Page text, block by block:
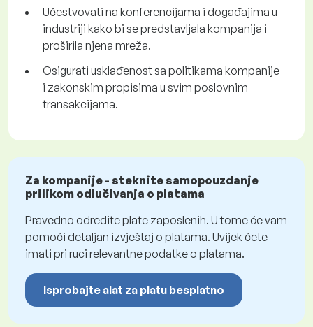
Učestvovati na konferencijama i događajima u
industriji kako bi se predstavljala kompanija i
proširila njena mreža.
Osigurati usklađenost sa politikama kompanije
i zakonskim propisima u svim poslovnim
transakcijama.
Za kompanije - steknite samopouzdanje
prilikom odlučivanja o platama
Pravedno odredite plate zaposlenih. U tome će vam
pomoći detaljan izvještaj o platama. Uvijek ćete
imati pri ruci relevantne podatke o platama.
Isprobajte alat za platu besplatno